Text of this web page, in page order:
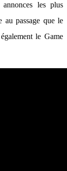
les plus
au passage que le
le Game